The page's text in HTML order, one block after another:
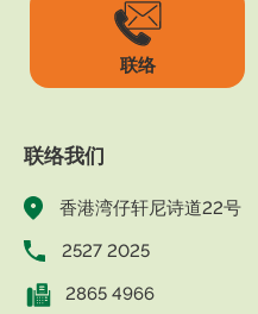
联络
联络我们
香港湾仔轩尼诗道22号
2527 2025
2865 4966